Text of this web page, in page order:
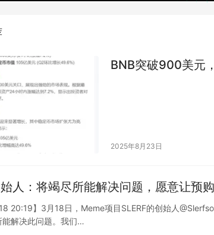
BNB突破900美元
2025年8月23日
人：将竭尽所能解决问题，愿意让预
20:19】3月18日，Meme项目SLERF的创始人
能解决此问题。我们…